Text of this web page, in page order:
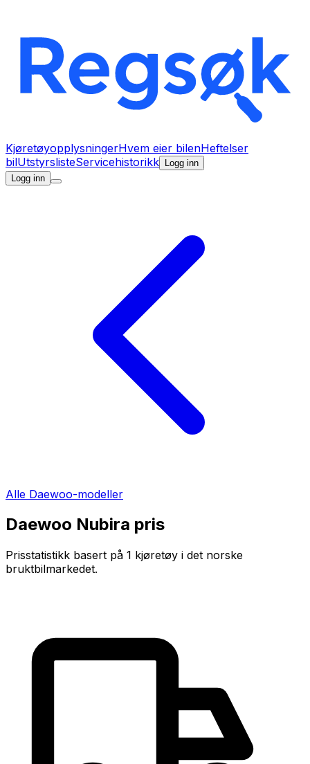
KjøretøyopplysningerHvem eier bilenHeftelser
bilUtstyrslisteServicehistorikk Logg inn
Logg inn
Alle Daewoo-modeller
Daewoo Nubira pris
Prisstatistikk basert på 1 kjøretøy i det norske
bruktbilmarkedet.